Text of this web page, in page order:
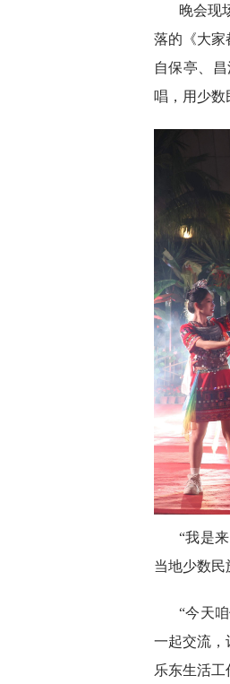
晚会现
落的《大家
自保亭、
唱，用少数
“我是
当地少数民
“今天
一起交流，
乐东生活